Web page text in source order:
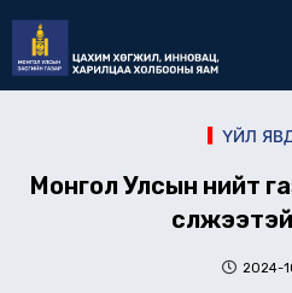
content
ҮЙЛ
Монгол Улсын нийт
2024-